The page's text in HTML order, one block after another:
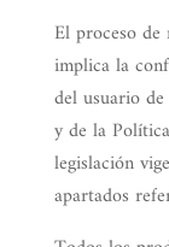
El proceso
implica la
del usuario
y de la
legislación
apartados